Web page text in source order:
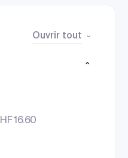
Ouvrir tout
16.60